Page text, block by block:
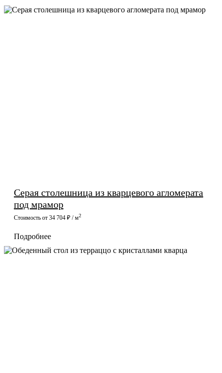
Серая столешница из кварцевого агломерата
под мрамор
Стоимость от 34 704 ₽ / м2
Подробнее